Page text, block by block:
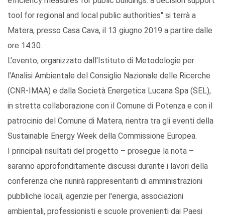
tool for regional and local public authorities" si terrà a
Matera, presso Casa Cava, il 13 giugno 2019 a partire dalle
ore 14.30.
L’evento, organizzato dall'Istituto di Metodologie per
l'Analisi Ambientale del Consiglio Nazionale delle Ricerche
(CNR-IMAA) e dalla Società Energetica Lucana Spa (SEL),
in stretta collaborazione con il Comune di Potenza e con il
patrocinio del Comune di Matera, rientra tra gli eventi della
Sustainable Energy Week della Commissione Europea.
I principali risultati del progetto – prosegue la nota –
saranno approfonditamente discussi durante i lavori della
conferenza che riunirà rappresentanti di amministrazioni
pubbliche locali, agenzie per l'energia, associazioni
ambientali, professionisti e scuole provenienti dai Paesi